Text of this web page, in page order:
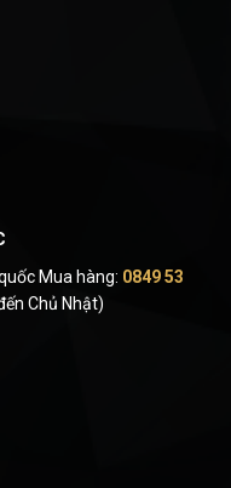
Mua hàng: 0849 53
Chủ Nhật)